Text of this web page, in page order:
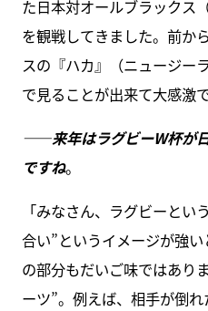
た日本対オールブラックス
を観戦してきました。前か
スの『ハカ』（ニュージー
で見ることが出来て大感激
――来年はラグビーW杯が
ですね。
「みなさん、ラグビーとい
合い”というイメージが強
の部分もだいご味ではあり
ーツ”。例えば、相手が倒